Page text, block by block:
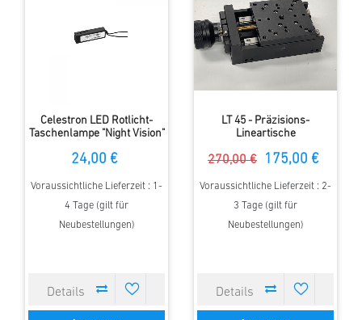
Celestron LED Rotlicht-
Taschenlampe "Night Vision"
24,00 €
Voraussichtliche Lieferzeit : 1-
4 Tage (gilt für
Neubestellungen)
LT 45 - Präzisions-
Lineartische
270,00 € 175,00 €
Voraussichtliche Lieferzeit : 2-
3 Tage (gilt für
Neubestellungen)